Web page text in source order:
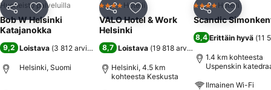
Jaa Lisää suosikkeihin
Huoneisto palveluilla
Bob W Helsinki
Katajanokka
9,2 Loistava (3 812 arviota )
Helsinki, Suomi
Jaa Lisää suosikkeihin
4 Tähtiluokitus
Hotelli
VALO Hotel & Work
Helsinki
8,7 Loistava (19 818 arviota
Helsinki, 4.5 km
kohteesta Keskusta
Jaa Lisää
4 Tähtiluokitus
Hotelli
Scandic
8,4 Erittäin hyvä (11
1.4 km kohteesta
Uspenskin
Ilmainen Wi-Fi